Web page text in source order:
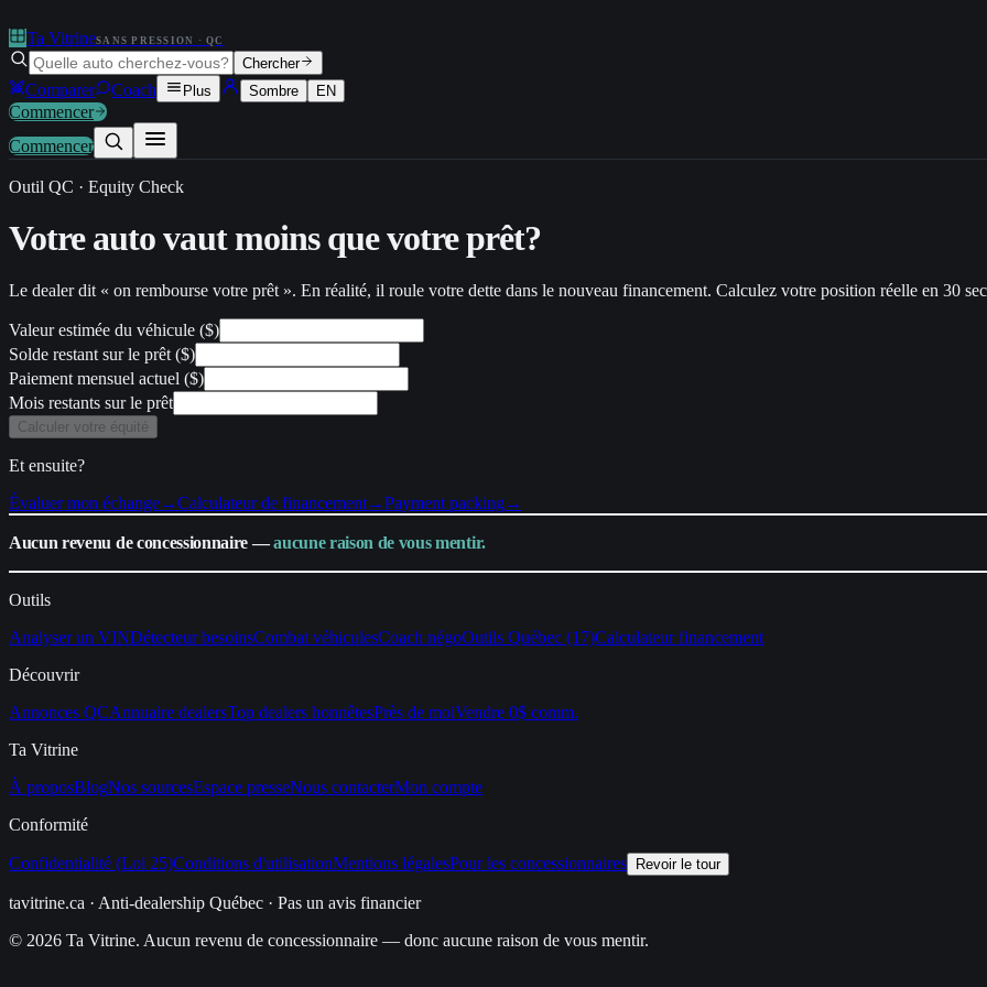
Ta VitrineSANS PRESSION · QC
Chercher
Comparer Coach Plus Sombre EN
Commencer
Commencer
Outil QC · Equity Check
Votre auto vaut moins que votre prêt?
Le dealer dit « on rembourse votre prêt ». En réalité, il roule votre dette dans le nouveau financement. Calculez votre position réelle en 30
Valeur estimée du véhicule ($)
Solde restant sur le prêt ($)
Paiement mensuel actuel ($)
Mois restants sur le prêt
Calculer votre équité
Et ensuite?
Évaluer mon échange→Calculateur de financement→Payment packing→
Aucun revenu de concessionnaire — aucune raison de vous mentir.
Outils
Analyser un VINDétecteur besoinsCombat véhiculesCoach négoOutils Québec (17)Calculateur financement
Découvrir
Annonces QCAnnuaire dealersTop dealers honnêtesPrès de moiVendre 0$ comm.
Ta Vitrine
À proposBlogNos sourcesEspace presseNous contacterMon compte
Conformité
Confidentialité (Loi 25)Conditions d'utilisationMentions légalesPour les concessionnaires Revoir le tour
tavitrine.ca · Anti-dealership Québec · Pas un avis financier
© 2026 Ta Vitrine. Aucun revenu de concessionnaire — donc aucune raison de vous mentir.